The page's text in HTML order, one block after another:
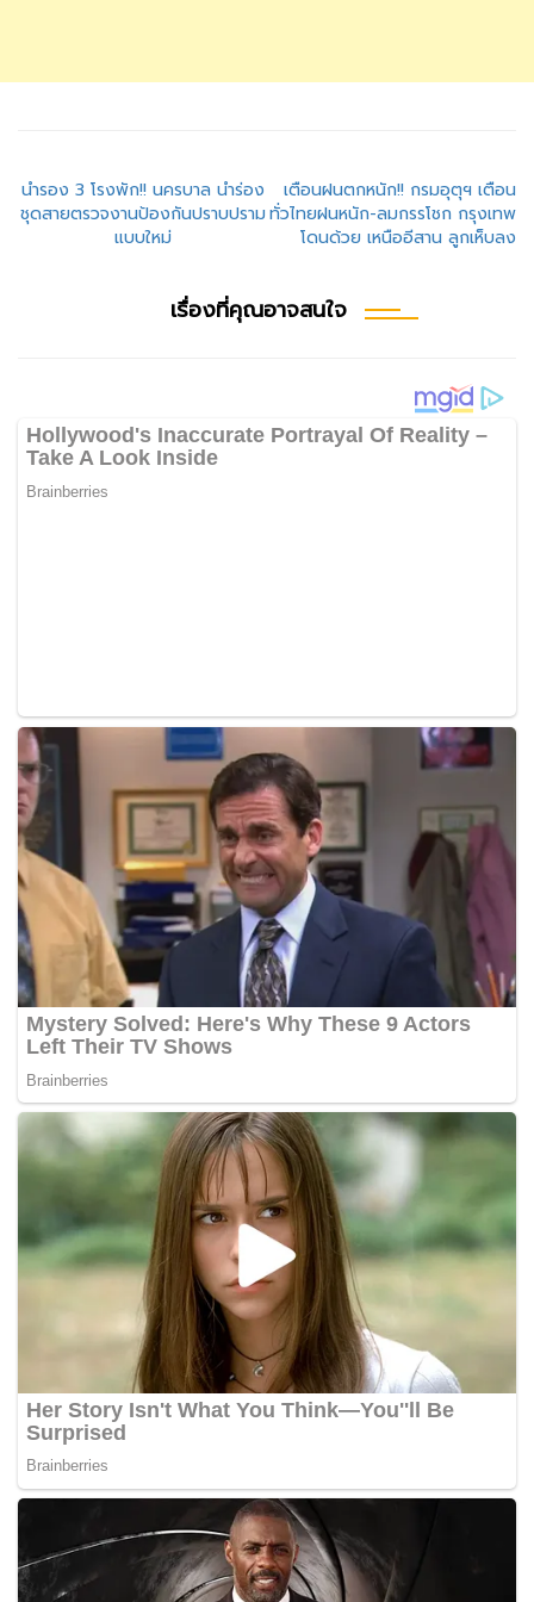
แนะแนว
เรื่อง
นำรอง 3 โรงพัก!! นครบาล นำร่อง
ชุดสายตรวจงานป้องกันปราบปราม
แบบใหม่
เตือนฝนตกหนัก!! กรมอุตุฯ เตือน
ทั่วไทยฝนหนัก-ลมกรรโชก กรุงเทพ
โดนด้วย เหนืออีสาน ลูกเห็บลง
เรื่องที่คุณอาจสนใจ